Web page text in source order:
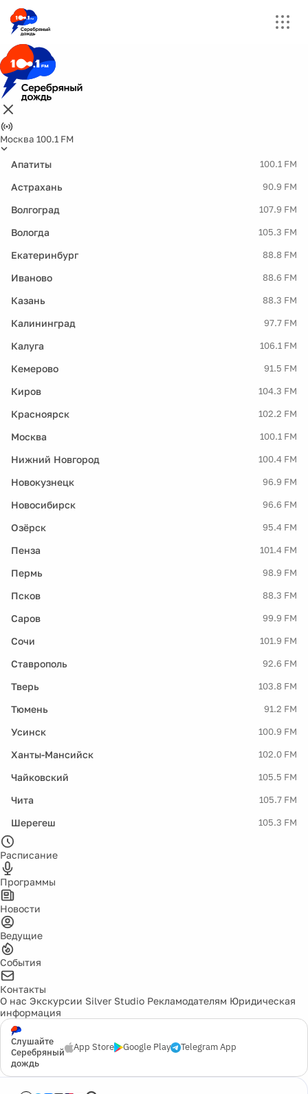
Москва 100.1 FM
Апатиты 100.1 FM
Астрахань 90.9 FM
Волгоград 107.9 FM
Вологда 105.3 FM
Екатеринбург 88.8 FM
Иваново 88.6 FM
Казань 88.3 FM
Калининград 97.7 FM
Калуга 106.1 FM
Кемерово 91.5 FM
Киров 104.3 FM
Красноярск 102.2 FM
Москва 100.1 FM
Нижний Новгород 100.4 FM
Новокузнецк 96.9 FM
Новосибирск 96.6 FM
Озёрск 95.4 FM
Пенза 101.4 FM
Пермь 98.9 FM
Псков 88.3 FM
Саров 99.9 FM
Сочи 101.9 FM
Ставрополь 92.6 FM
Тверь 103.8 FM
Тюмень 91.2 FM
Усинск 100.9 FM
Ханты-Мансийск 102.0 FM
Чайковский 105.5 FM
Чита 105.7 FM
Шерегеш 105.3 FM
Расписание
Программы
Новости
Ведущие
События
Контакты
О нас Экскурсии Silver Studio Рекламодателям Юридическая
информация
Слушайте
Серебряный
дождь
App Store Google Play Telegram App